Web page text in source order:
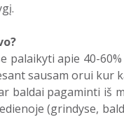
palaikyti apie 40-
sausam orui kur
baldai pagaminti iš
(grindyse,